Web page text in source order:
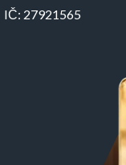
IČ: 27921565